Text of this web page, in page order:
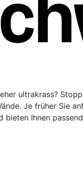
ultrakrass?
Je früher Sie
Ihnen